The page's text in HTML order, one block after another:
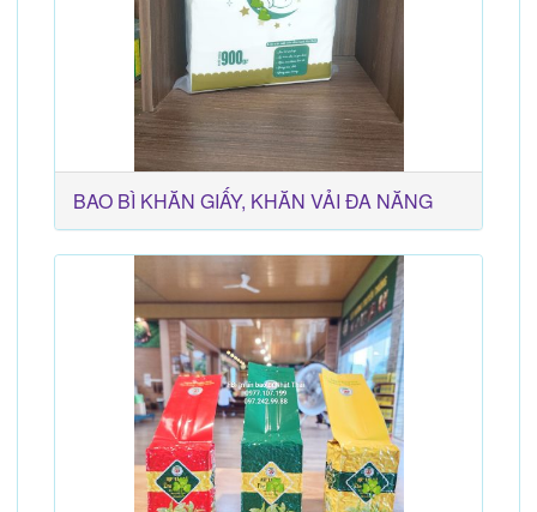
BAO BÌ KHĂN GIẤY, KHĂN VẢI ĐA NĂNG